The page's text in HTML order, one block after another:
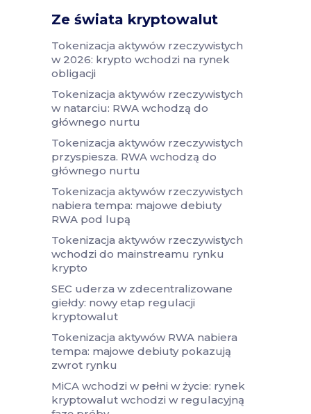
Ze świata kryptowalut
Tokenizacja aktywów rzeczywistych
w 2026: krypto wchodzi na rynek
obligacji
Tokenizacja aktywów rzeczywistych
w natarciu: RWA wchodzą do
głównego nurtu
Tokenizacja aktywów rzeczywistych
przyspiesza. RWA wchodzą do
głównego nurtu
Tokenizacja aktywów rzeczywistych
nabiera tempa: majowe debiuty
RWA pod lupą
Tokenizacja aktywów rzeczywistych
wchodzi do mainstreamu rynku
krypto
SEC uderza w zdecentralizowane
giełdy: nowy etap regulacji
kryptowalut
Tokenizacja aktywów RWA nabiera
tempa: majowe debiuty pokazują
zwrot rynku
MiCA wchodzi w pełni w życie: rynek
kryptowalut wchodzi w regulacyjną